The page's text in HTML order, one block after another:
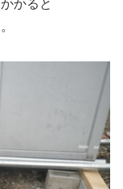
かると